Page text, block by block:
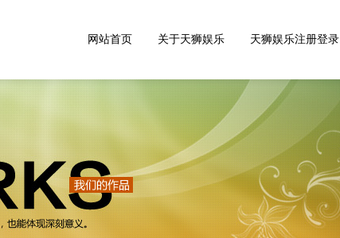
网站首页 关于天狮娱乐 天狮娱乐注册登录